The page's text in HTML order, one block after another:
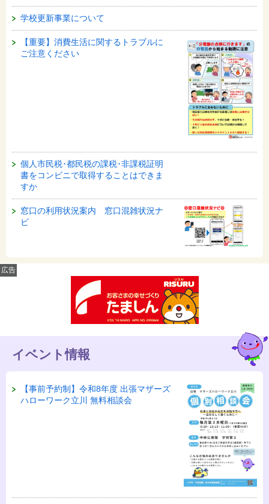
学校更新事業について
【重要】消費生活に関するトラブルに
ご注意ください
個人市民税･都民税の課税･非課税証明
書をコンビニで取得することはできま
すか
窓口の利用状況案内 窓口混雑状況ナ
ビ
広告
イベント情報
【事前予約制】令和8年度 出張マザーズ
ハローワーク立川 無料相談会